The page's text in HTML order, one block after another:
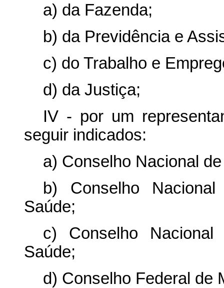
a) da Fazenda;
b) da Previdência e
c) do Trabalho e
d) da Justiça;
IV - por um
seguir indicados:
a) Conselho Nacional
b) Conselho
Saúde;
c) Conselho
Saúde;
d) Conselho Federal de